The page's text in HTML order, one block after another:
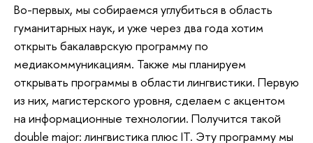
Во-первых, мы собираемся углубиться в область
гуманитарных наук, и уже через два года хотим
открыть бакалаврскую программу по
медиакоммуникациям. Также мы планируем
открывать программы в области лингвистики. Первую
из них, магистерского уровня, сделаем с акцентом
на информационные технологии. Получится такой
double major: лингвистика плюс IT. Эту программу мы